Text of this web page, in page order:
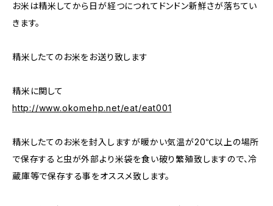
お米は精米してから日が経つにつれてドンドン新鮮さが落ちてい
きます。
精米したてのお米をお送り致します
精米に関して
http://www.okomehp.net/eat/eat001
精米したてのお米を封入しますが暖かい気温が20℃以上の場所
で保存すると虫が外部より米袋を食い破り繁殖致しますので、冷
蔵庫等で保存する事をオススメ致します。